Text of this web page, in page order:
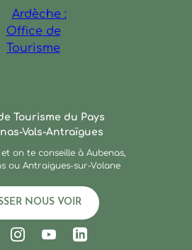
Tourisme du Pays
Vals-Antraïgues
on te conseille à Aubenas,
ou Antraigues-sur-Volane
NOUS VOIR
nous sur Facebook
Suivez-nous sur Instagram
Suivez-nous sur
Suivez-nous sur